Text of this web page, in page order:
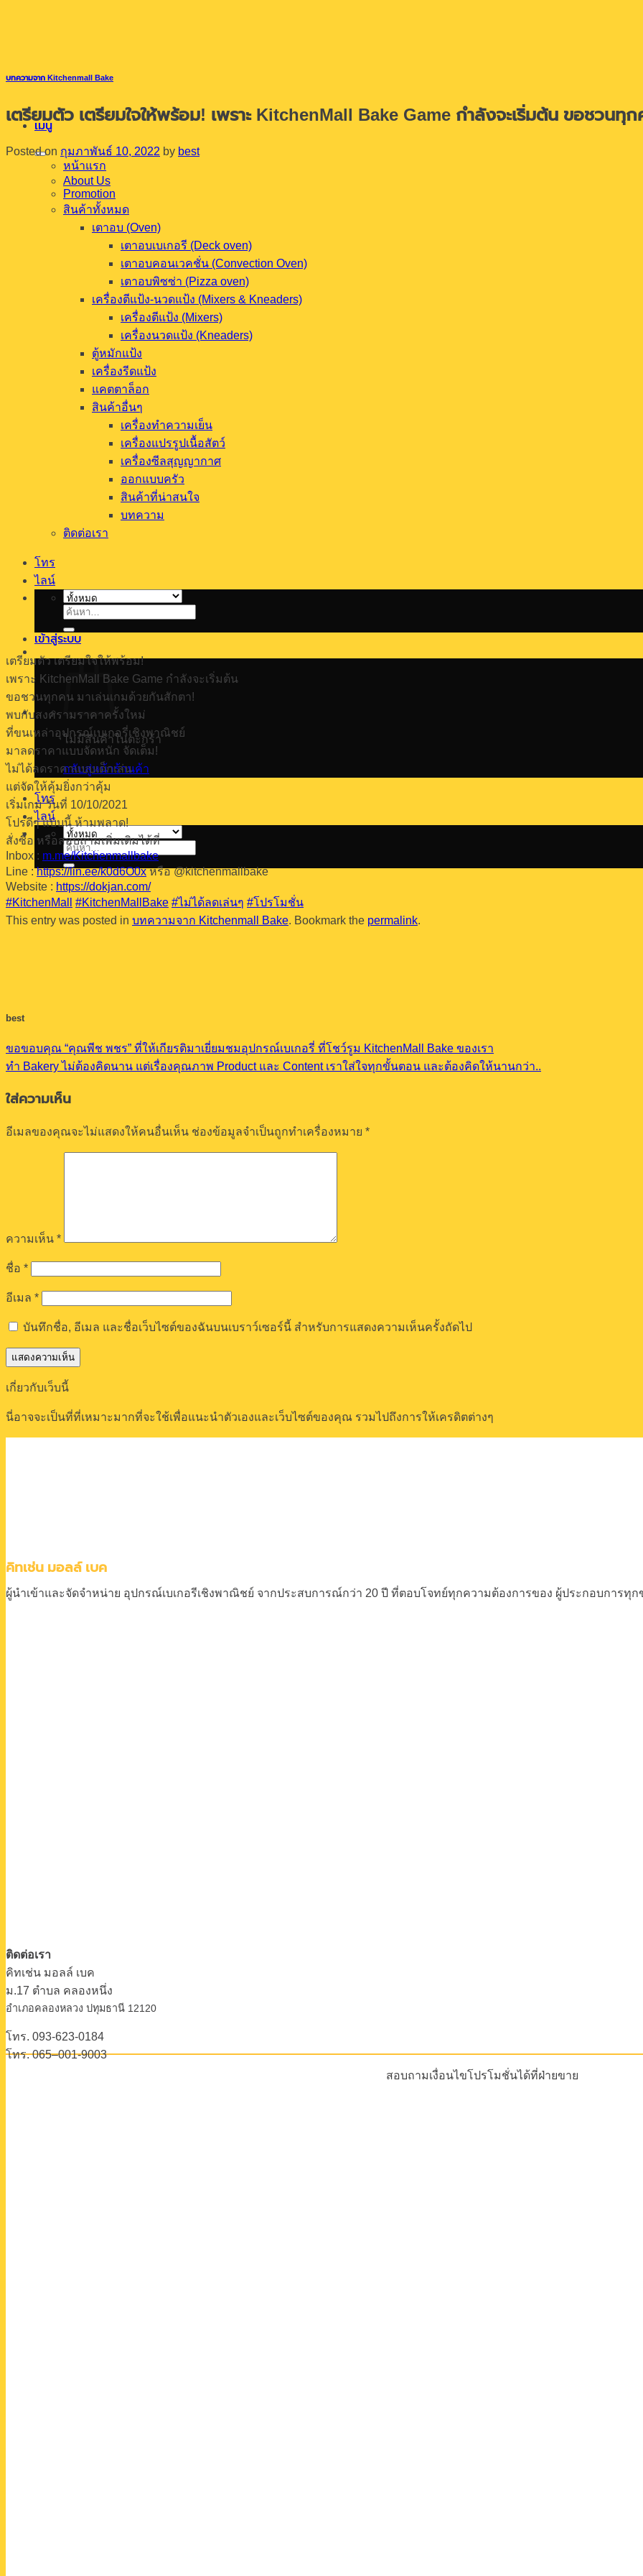
เมนู
หน้าแรก
About Us
Promotion
สินค้าทั้งหมด
เตาอบ (Oven)
เตาอบเบเกอรี (Deck oven)
เตาอบคอนเวคชั่น (Convection Oven)
เตาอบพิซซ่า (Pizza oven)
เครื่องตีแป้ง-นวดแป้ง (Mixers & Kneaders)
เครื่องตีแป้ง (Mixers)
เครื่องนวดแป้ง (Kneaders)
ตู้หมักแป้ง
เครื่องรีดแป้ง
แคตตาล็อก
สินค้าอื่นๆ
เครื่องทำความเย็น
เครื่องแปรรูปเนื้อสัตว์
เครื่องซีลสุญญากาศ
ออกแบบครัว
สินค้าที่น่าสนใจ
บทความ
ติดต่อเรา
โทร
ไลน์
ค้นหา:
เข้าสู่ระบบ
ไม่มีสินค้าในตะกร้า
กลับสู่หน้าร้านค้า
โทร
ไลน์
ค้นหา:
บทความจาก Kitchenmall Bake
เตรียมตัว เตรียมใจให้พร้อม! เพราะ KitchenMall Bake Game กำลังจะเริ่มต้น ขอชวนทุ
Posted on กุมภาพันธ์ 10, 2022 by best
เตรียมตัว เตรียมใจให้พร้อม!
เพราะ KitchenMall Bake Game กำลังจะเริ่มต้น
ขอชวนทุกคน มาเล่นเกมด้วยกันสักตา!
พบกับสงครามราคาครั้งใหม่
ที่ขนเหล่าอุปกรณ์เบเกอรี่เชิงพาณิชย์
มาลดราคาแบบจัดหนัก จัดเต็ม!
ไม่ได้ลดราคาแบบเด็กเล่น
แต่จัดให้คุ้มยิ่งกว่าคุ้ม
เริ่มเกม วันที่ 10/10/2021
โปรดีๆ แบบนี้ ห้ามพลาด!
สั่งซื้อ หรือสอบถามเพิ่มเติมได้ที่
Inbox : m.me/Kitchenmallbake
Line :https://lin.ee/k0d6O0xหรือ @kitchenmallbake
Website : https://dokjan.com/
#KitchenMall
#KitchenMallBake #ไม่ได้ลดเล่นๆ #โปรโมชั่น
This entry was posted in บทความจาก Kitchenmall Bake. Bookmark the permalink.
best
ขอขอบคุณ “คุณพีช พชร” ที่ให้เกียรติมาเยี่ยมชมอุปกรณ์เบเกอรี่ ที่โชว์รูม KitchenMall Bake ของเรา
ทำ Bakery ไม่ต้องคิดนาน แต่เรื่องคุณภาพ Product และ Content เราใส่ใจทุกขั้นตอน และต้องคิดให้นานกว่า..
ใส่ความเห็น
อีเมลของคุณจะไม่แสดงให้คนอื่นเห็น ช่องข้อมูลจำเป็นถูกทำเครื่องหมาย *
ความเห็น *
ชื่อ *
อีเมล *
บันทึกชื่อ, อีเมล และชื่อเว็บไซต์ของฉันบนเบราว์เซอร์นี้ สำหรับการแสดงความเห็นครั้งถัดไป
เกี่ยวกับเว็บนี้
นี่อาจจะเป็นที่ที่เหมาะมากที่จะใช้เพื่อแนะนำตัวเองและเว็บไซต์ของคุณ รวมไปถึงการให้เครดิตต่างๆ
คิทเช่น มอลล์ เบค
ผู้นำเข้าและจัดจำหน่าย อุปกรณ์เบเกอรีเชิงพาณิชย์ จากประสบการณ์กว่า 20 ปี ที่ตอบโจทย์ทุกความต้องการของ ผู้ประกอบการทุก
ติดต่อเรา
คิทเช่น มอลล์ เบค
ม.17 ตําบล คลองหนึ่ง
อําเภอคลองหลวง ปทุมธานี 12120
โทร. 093-623-0184
โทร. 065–001-9003
สอบถามเงื่อนไขโปรโมชั่นได้ที่ฝ่ายขาย